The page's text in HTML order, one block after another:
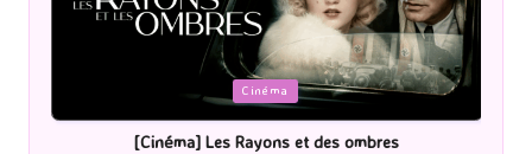
[Cinéma] Les Rayons et des ombres
in